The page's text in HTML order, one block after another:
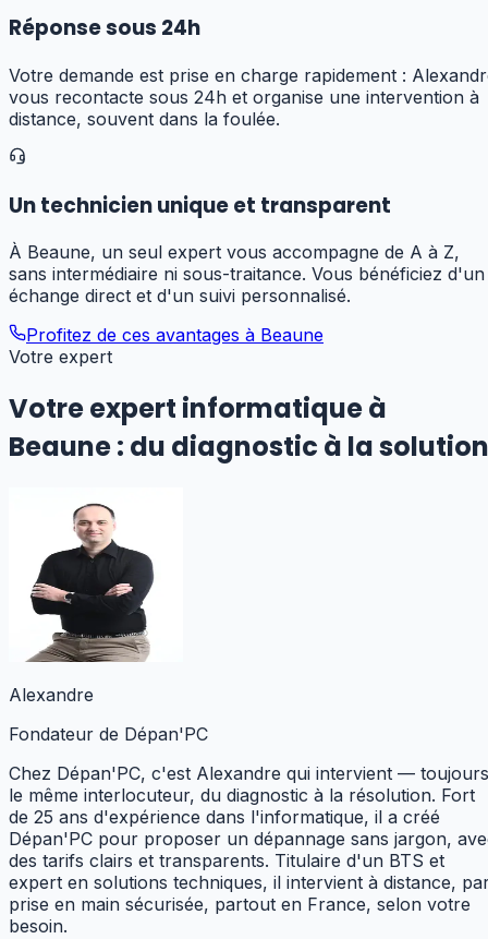
Réponse sous 24h
Votre demande est prise en charge rapidement :
vous recontacte sous 24h et organise une intervention à
distance, souvent dans la foulée.
Un technicien unique et transparent
À Beaune, un seul expert vous accompagne de A à Z,
sans intermédiaire ni sous-traitance. Vous bénéficiez d'un
échange direct et d'un suivi personnalisé.
Profitez de ces avantages à Beaune
Votre expert
Votre expert informatiqueà
Beaune: du diagnostic à la
Alexandre
Fondateur de Dépan'PC
Chez Dépan'PC, c'est Alexandre qui intervient — toujours
le même interlocuteur, du diagnostic à la résolution. Fort
de 25 ans d'expérience dans l'informatique, il a créé
Dépan'PC pour proposer un dépannage sans jargon,
des tarifs clairs et transparents. Titulaire d'un BTS et
expert en solutions techniques, il intervient à distance,
prise en main sécurisée, partout en France, selon votre
besoin.